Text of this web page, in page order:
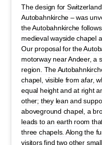
The design for
Autobahnkirche – was
the Autobahnkirche
medieval wayside chapel
Our proposal for the
motorway near Andeer, a
region. The
chapel, visible from afar,
equal height and at right
other; they lean and
aboveground chapel, a
leads to an earth room
three chapels. Along the
visitors find two other